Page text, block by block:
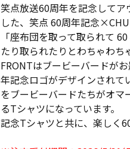
笑点放送60周年を記念して
した、笑点 60周年記念
「座布団を取って取られて
たり取られたりとわちゃわち
FRONTはブービーバードが
年記念ロゴがデザインされて
をブービーバードたちがオマ
るTシャツになっています。
記念Tシャツと共に、楽しく